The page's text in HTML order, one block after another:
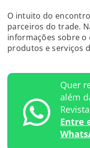
O intuito do
parceiros do trade.
informações sobre o
produtos e serviços
Quer
além
Entre